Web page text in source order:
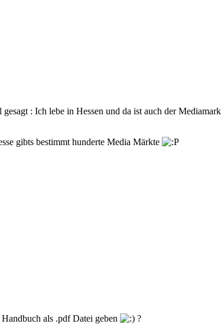
: Ich lebe in Hessen und da ist auch der
gibts bestimmt hunderte Media Märkte
als .pdf Datei geben ?